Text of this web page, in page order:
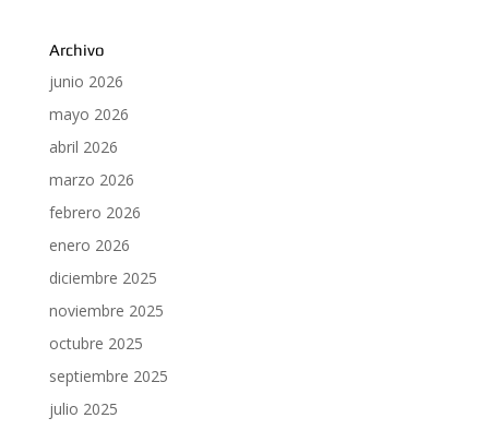
Archivo
junio 2026
mayo 2026
abril 2026
marzo 2026
febrero 2026
enero 2026
diciembre 2025
noviembre 2025
octubre 2025
septiembre 2025
julio 2025